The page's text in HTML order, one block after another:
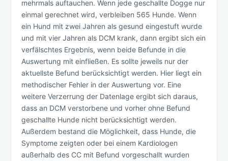
mehrmals auftauchen. Wenn jede geschallte Dogge nur
einmal gerechnet wird, verbleiben 565 Hunde. Wenn
ein Hund mit zwei Jahren als gesund eingestuft wurde
und mit vier Jahren als DCM krank, dann ergibt sich ein
verfälschtes Ergebnis, wenn beide Befunde in die
Auswertung mit einfließen. Es sollte jeweils nur der
aktuellste Befund berücksichtigt werden. Hier liegt ein
methodischer Fehler in der Auswertung vor. Eine
weitere Verzerrung der Datenlage ergibt sich daraus,
dass an DCM verstorbene und vorher ohne Befund
geschallte Hunde nicht berücksichtigt werden.
Außerdem bestand die Möglichkeit, dass Hunde, die
Symptome zeigten oder bei einem Kardiologen
außerhalb des CC mit Befund vorgeschallt wurden